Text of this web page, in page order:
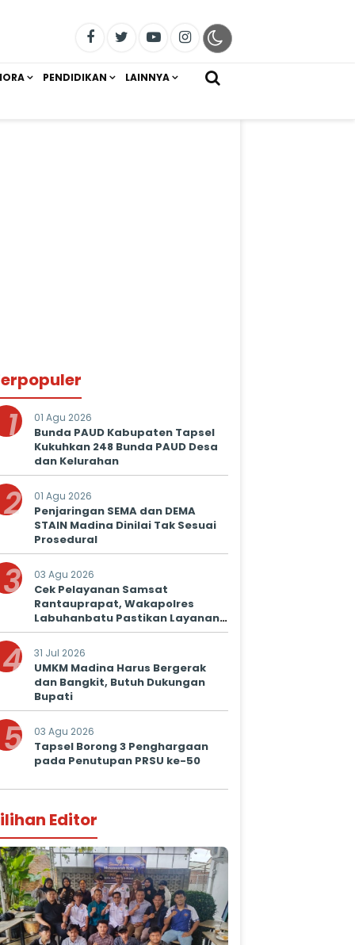
PENDIDIKAN LAINNYA
1 01 Agu 2026
Bunda PAUD Kabupaten Tapsel
Kukuhkan 248 Bunda PAUD Desa
dan Kelurahan
2 01 Agu 2026
Penjaringan SEMA dan DEMA
STAIN Madina Dinilai Tak Sesuai
Prosedural
3 03 Agu 2026
Cek Pelayanan Samsat
Rantauprapat, Wakapolres
Labuhanbatu Pastikan Layanan
Prima untuk Masyarakat
4 31 Jul 2026
UMKM Madina Harus Bergerak
dan Bangkit, Butuh Dukungan
Bupati
5 03 Agu 2026
Tapsel Borong 3 Penghargaan
pada Penutupan PRSU ke-50
Editor